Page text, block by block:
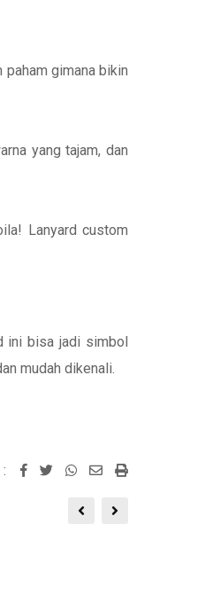
gimana bikin
yang tajam, dan
Lanyard custom
ini bisa jadi simbol
mudah dikenali.
Whatsapp
SharePrint